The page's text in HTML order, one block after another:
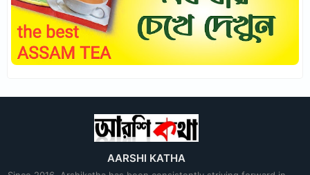
AARSHI KATHA